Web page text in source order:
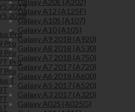
Galaxy A12 (A125F)
Galaxy A10S (A107)
Galaxy A10 (A105)
Galaxy A9 2018 (A920)
Galaxy A8 2018 (A530)
Galaxy A7 2018 (A750)
Galaxy A7 2017 (A720)
Galaxy A6 2018 (A600)
Galaxy A5 2017 (A520)
Galaxy A3 2017 (A320)
Galaxy A02S (A025G)
2019
2018
Pro
Pro
Pro
Pro
Pro
T